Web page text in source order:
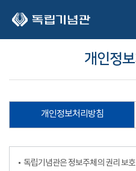
개인정
개인정보처리방침
독립기념관은 정보주체의 권리 보